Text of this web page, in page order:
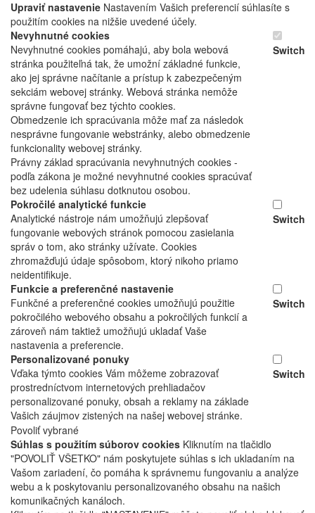
Upraviť nastavenie Nastavením Vašich preferencií súhlasíte s
použitím cookies na nižšie uvedené účely.
Nevyhnutné cookies
Nevyhnutné cookies pomáhajú, aby bola webová
stránka použiteľná tak, že umožní základné funkcie,
ako jej správne načítanie a prístup k zabezpečeným
sekciám webovej stránky. Webová stránka nemôže
správne fungovať bez týchto cookies.
Obmedzenie ich spracúvania môže mať za následok
nesprávne fungovanie webstránky, alebo obmedzenie
funkcionality webovej stránky.
Právny základ spracúvania nevyhnutných cookies -
podľa zákona je možné nevyhnutné cookies spracúvať
bez udelenia súhlasu dotknutou osobou.
Switch
Pokročilé analytické funkcie
Analytické nástroje nám umožňujú zlepšovať
fungovanie webových stránok pomocou zasielania
správ o tom, ako stránky užívate. Cookies
zhromažďujú údaje spôsobom, ktorý nikoho priamo
neidentifikuje.
Switch
Funkcie a preferenčné nastavenie
Funkčné a preferenčné cookies umožňujú použitie
pokročilého webového obsahu a pokročilých funkcií a
zároveň nám taktiež umožňujú ukladať Vaše
nastavenia a preferencie.
Switch
Personalizované ponuky
Vďaka týmto cookies Vám môžeme zobrazovať
prostredníctvom internetových prehliadačov
personalizované ponuky, obsah a reklamy na základe
Vašich záujmov zistených na našej webovej stránke.
Switch
Povoliť vybrané
Súhlas s použitím súborov cookies Kliknutím na tlačidlo
"POVOLIŤ VŠETKO" nám poskytujete súhlas s ich ukladaním na
Vašom zariadení, čo pomáha k správnemu fungovaniu a analýze
webu a k poskytovaniu personalizovaného obsahu na našich
komunikačných kanáloch.